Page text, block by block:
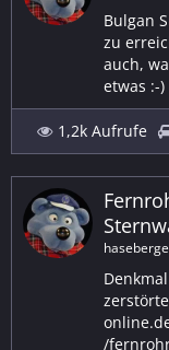
Bulgan
zu
auch,
etwas :-)
1,2k Aufrufe
/